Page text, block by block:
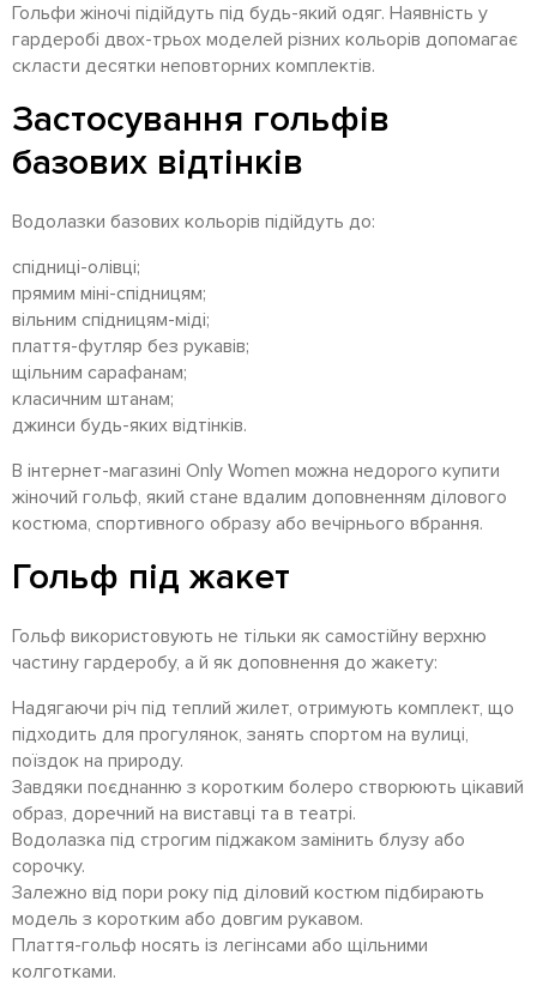
Гольфи жіночі підійдуть під будь-який одяг. Наявність у
гардеробі двох-трьох моделей різних кольорів допомагає
скласти десятки неповторних комплектів.
Застосування гольфів
базових відтінків
Водолазки базових кольорів підійдуть до:
спідниці-олівці;
прямим міні-спідницям;
вільним спідницям-міді;
плаття-футляр без рукавів;
щільним сарафанам;
класичним штанам;
джинси будь-яких відтінків.
В інтернет-магазині Only Women можна недорого купити
жіночий гольф, який стане вдалим доповненням ділового
костюма, спортивного образу або вечірнього вбрання.
Гольф під жакет
Гольф використовують не тільки як самостійну верхню
частину гардеробу, а й як доповнення до жакету:
Надягаючи річ під теплий жилет, отримують комплект, що
підходить для прогулянок, занять спортом на вулиці,
поїздок на природу.
Завдяки поєднанню з коротким болеро створюють цікавий
образ, доречний на виставці та в театрі.
Водолазка під строгим піджаком замінить блузу або
сорочку.
Залежно від пори року під діловий костюм підбирають
модель з коротким або довгим рукавом.
Плаття-гольф носять із легінсами або щільними
колготками.